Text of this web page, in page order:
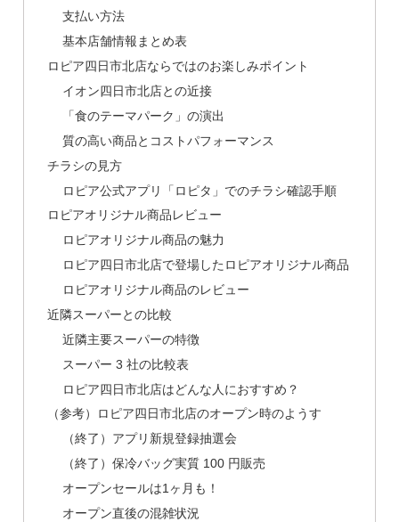
支払い方法
基本店舗情報まとめ表
ロピア四日市北店ならではのお楽しみポイント
イオン四日市北店との近接
「食のテーマパーク」の演出
質の高い商品とコストパフォーマンス
チラシの見方
ロピア公式アプリ「ロピタ」でのチラシ確認手順
ロピアオリジナル商品レビュー
ロピアオリジナル商品の魅力
ロピア四日市北店で登場したロピアオリジナル商品
ロピアオリジナル商品のレビュー
近隣スーパーとの比較
近隣主要スーパーの特徴
スーパー 3 社の比較表
ロピア四日市北店はどんな人におすすめ？
（参考）ロピア四日市北店のオープン時のようす
（終了）アプリ新規登録抽選会
（終了）保冷バッグ実質 100 円販売
オープンセールは1ヶ月も！
オープン直後の混雑状況